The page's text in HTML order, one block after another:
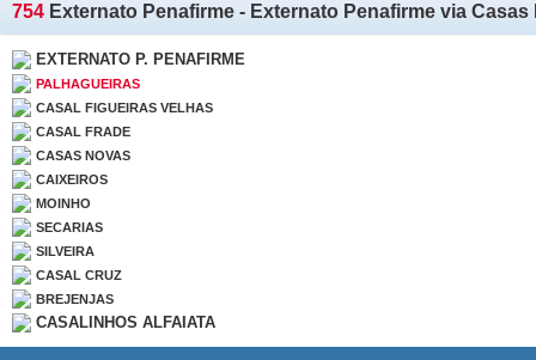
754 Externato Penafirme - Externato Penafirme via Casas
EXTERNATO P. PENAFIRME
PALHAGUEIRAS
CASAL FIGUEIRAS VELHAS
CASAL FRADE
CASAS NOVAS
CAIXEIROS
MOINHO
SECARIAS
SILVEIRA
CASAL CRUZ
BREJENJAS
CASALINHOS ALFAIATA